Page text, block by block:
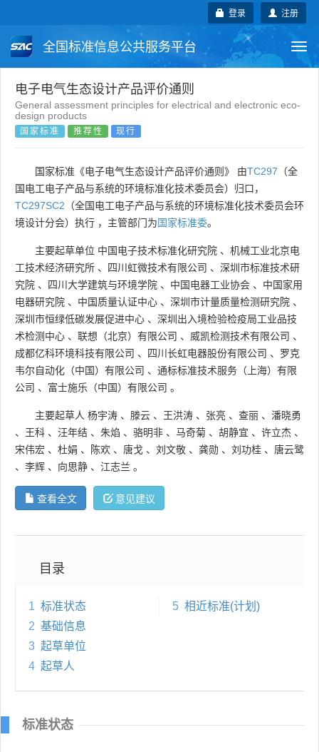
注册
登录
全国标准信息公共服务平台
国家标准 行业标准
团体标准
电子电气生态设计产品评价通则
General assessment principles for electrical and electronic eco-
design products
国家标准 推荐性 现行
国家标准《电子电气生态设计产品评价通则》 由TC297 （全
国电工电子产品与系统的环境标准化技术委员会）归口，
TC297SC2 （全国电工电子产品与系统的环境标准化技术委员会环
境设计分会）执行 ，主管部门为国家标准委。
主要起草单位 中国电子技术标准化研究院 、 机械工业北京电
工技术经济研究所 、 四川虹微技术有限公司 、 深圳市标准技术研
究院 、 四川大学建筑与环境学院 、 中国电器工业协会 、 中国家用
电器研究院 、 中国质量认证中心 、 深圳市计量质量检测研究院 、
深圳市恒绿低碳发展促进中心 、 深圳出入境检验检疫局工业品技
术检测中心 、 联想（北京）有限公司 、 威凯检测技术有限公司 、
成都亿科环境科技有限公司 、 四川长虹电器股份有限公司 、 罗克
韦尔自动化（中国）有限公司 、 通标标准技术服务（上海）有限
公司 、 富士施乐（中国）有限公司 。
主要起草人 杨宇涛 、 滕云 、 王洪涛 、 张亮 、 查丽 、 潘晓勇
、 王科 、 汪年结 、 朱焰 、 骆明非 、 马奇菊 、 胡静宜 、 许立杰 、
宋伟宏 、 杜娟 、 陈欢 、 唐戈 、 刘文敬 、 龚勋 、 刘功桂 、 唐云鹭
、 李辉 、 向思静 、 江志兰 。
查看全文 意见建议
目录
1 标准状态
2 基础信息
3 起草单位
4 起草人
5 相近标准(计划)
标准状态